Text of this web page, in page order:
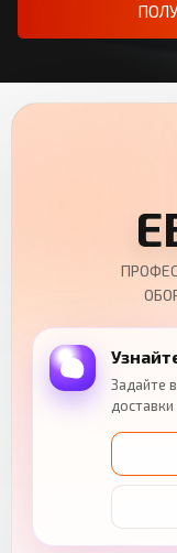
Задайте